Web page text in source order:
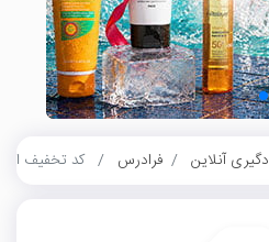
آنلاین فرادرس کد تخفیف